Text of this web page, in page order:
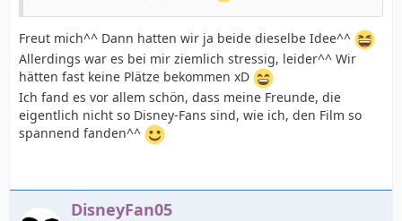
Freut mich^^ Dann hatten wir ja beide dieselbe Idee^^
Allerdings war es bei mir ziemlich stressig, leider^^ Wir
hätten fast keine Plätze bekommen xD
Ich fand es vor allem schön, dass meine Freunde, die
eigentlich nicht so Disney-Fans sind, wie ich, den Film so
spannend fanden^^
DisneyFan05